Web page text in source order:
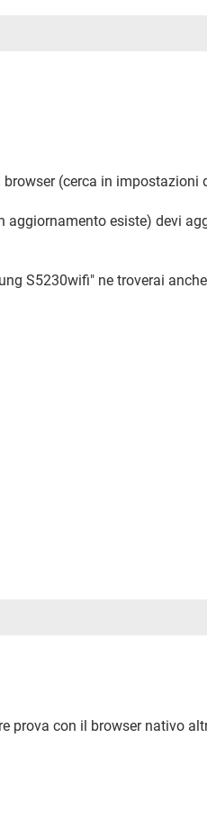
(cerca in impostazioni
aggiornamento esiste) devi
S5230wifi" ne troverai
prova con il browser nativo